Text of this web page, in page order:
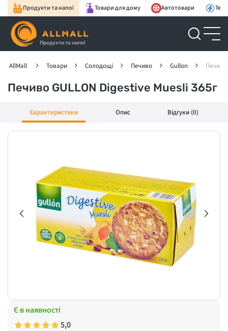
Продукти та напої Товари для дому Автотовари
Продукти та напої
AllMall Товари Солодощі Печиво Gullon Печиво
Печиво GULLON Digestive Muesli 365г
Характеристики Опис Відгуки (0)
Є в наявності
5,0